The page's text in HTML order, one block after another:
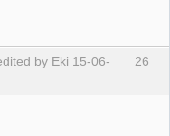
26
by Eki 15-06-